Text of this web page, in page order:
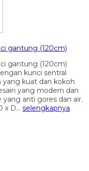
gantung (120cm)
gantung (120cm)
kunci sentral
yang kuat dan kokoh
yang modern dan
anti gores dan air.
x D… selengkapnya